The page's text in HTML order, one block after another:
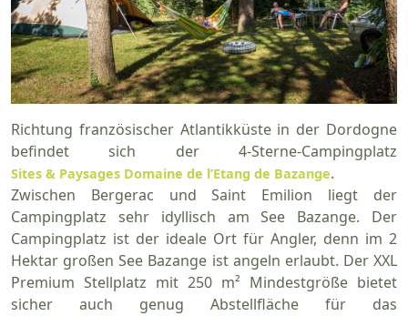
Richtung französischer Atlantikküste in der Dordogne
befindet sich der 4-Sterne-Campingplatz
Sites & Paysages Domaine de l’Etang de Bazange.
Zwischen Bergerac und Saint Emilion liegt der
Campingplatz sehr idyllisch am See Bazange. Der
Campingplatz ist der ideale Ort für Angler, denn im 2
Hektar großen See Bazange ist angeln erlaubt. Der XXL
Premium Stellplatz mit 250 m² Mindestgröße bietet
sicher auch genug Abstellfläche für das